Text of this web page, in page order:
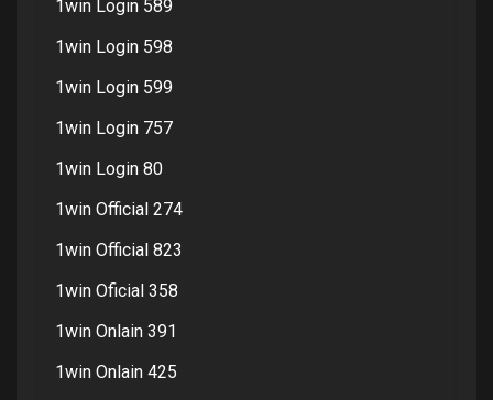
1win Login 589
1win Login 598
1win Login 599
1win Login 757
1win Login 80
1win Official 274
1win Official 823
1win Oficial 358
1win Onlain 391
1win Onlain 425